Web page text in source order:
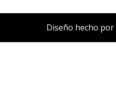
Diseño hecho por